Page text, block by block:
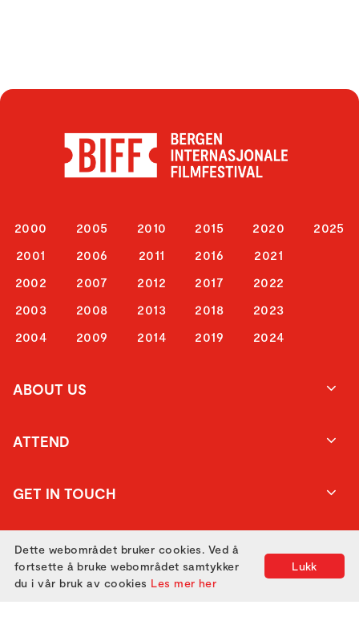
2000
2001
2002
2003
2004
2005
2006
2007
2008
2009
2010
2011
2012
2013
2014
2015
2016
2017
2018
2019
2020
2021
2022
2023
2024
2025
ABOUT US
ATTEND
GET IN TOUCH
Lukk
Dette webområdet bruker cookies. Ved å
fortsette å bruke webområdet samtykker
du i vår bruk av cookies Les mer her